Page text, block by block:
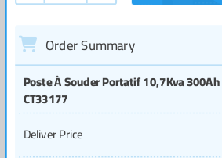
Order Summary
Poste À Souder Portatif 10,7Kva 300Ah
CT33177
Deliver Price